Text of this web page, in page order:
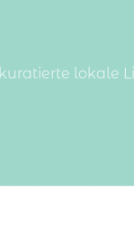
kuratierte lokale